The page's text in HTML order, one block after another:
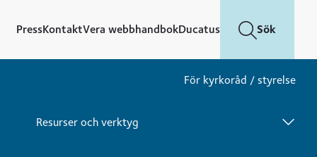
PressKontaktVera webbhandbokDucatus Sök
För kyrkoråd / styrelse
Resurser och verktyg Meny